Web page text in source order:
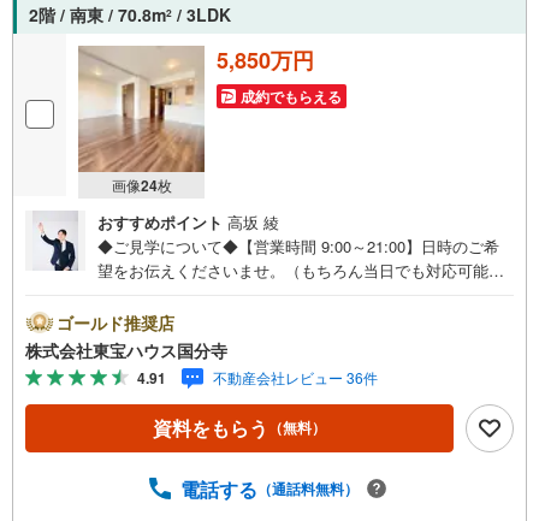
2階 / 南東 / 70.8m2 / 3LDK
画像24枚
5,850万円
成約でもらえる
おすすめポイント 高坂 綾
◆ご見学について◆【営業時間 9:00～21:00】日時のご希
望をお伝えくださいませ。（もちろん当日でも対応可能で
のご連絡をおすすめいたします。「室内・現地を見学す
る」ボタンよりご予約いただくと、スムーズにご案内可能
です。事前に鍵の手配や内覧準備が必要な場合がございま
すのでご了承ください。◆TOHO HOUSE CLUB◆弊社で売
買いただいたお客様はTOHO HOUSE CLUBにご加入いただ
けます。10～20、30年後のリフォーム、保険やローンの見
ご提供いたします。◆FPによるライフサポート◆専属ファ
ゴールド推奨店
株式会社東宝ハウス国分寺
4.91 不動産会社レビュー 36件
資料をもらう （無料）
電話する （通話料無料）